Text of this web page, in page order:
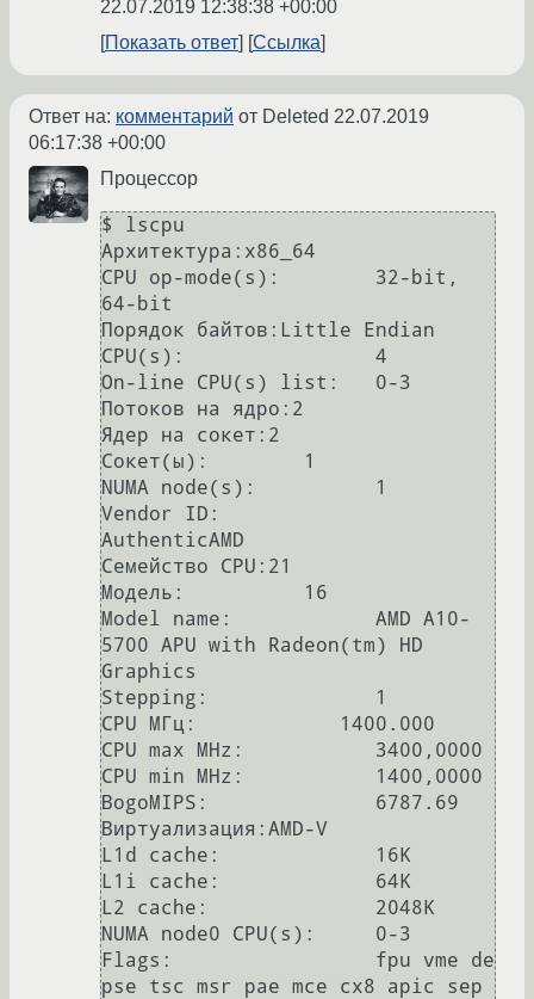
22.07.2019 12:38:38 +00:00
Показать ответ
Ссылка
Ответ на: комментарий от Deleted 22.07.2019
06:17:38 +00:00
Процессор
$ lscpu
Архитектура:x86_64
CPU op-mode(s):        32-bit,
64-bit
Порядок байтов:Little Endian
CPU(s):                4
On-line CPU(s) list:   0-3
Потоков на ядро:2
Ядер на сокет:2
Сокет(ы):        1
NUMA node(s):          1
Vendor ID:
AuthenticAMD
Семейство CPU:21
Модель:          16
Model name:            AMD A10-
5700 APU with Radeon(tm) HD
Graphics
Stepping:              1
CPU МГц:            1400.000
CPU max MHz:           3400,0000
CPU min MHz:           1400,0000
BogoMIPS:              6787.69
Виртуализация:AMD-V
L1d cache:             16K
L1i cache:             64K
L2 cache:              2048K
NUMA node0 CPU(s):     0-3
Flags:                 fpu vme de
pse tsc msr pae mce cx8 apic sep